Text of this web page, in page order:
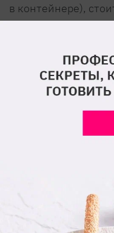
в контейнере),
фруктах или ягодах
быстро заражают
Некоторые
Мягкие овощи,
Джемы, желе.
Арахисовое масло.